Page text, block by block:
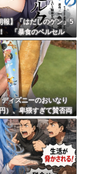
報】「はだしのゲン」5
「暴食のベルセル
無料ｗｗｗｗｗｗ
ディズニーのおいなり
）、卑猥すぎて賛否両
ｗｗｗｗｗ